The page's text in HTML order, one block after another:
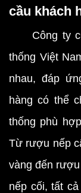
cầu khách
Công ty
thống Việt
nhau, đáp
hàng có thể
thống phù
Từ rượu nếp
vàng đến
nếp cối, tất